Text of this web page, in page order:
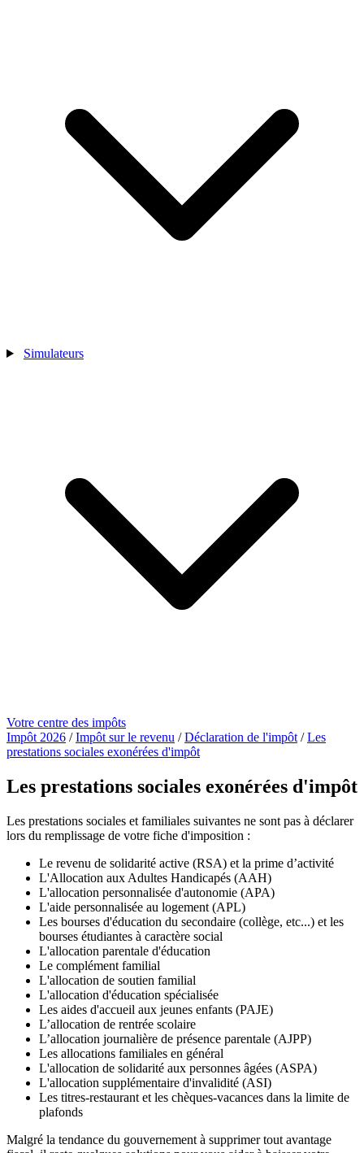
Simulateurs
Votre centre des impôts
Impôt 2026 /Impôt sur le revenu /Déclaration de l'impôt /Les
prestations sociales exonérées d'impôt
Les prestations sociales exonérées d'impôt
Les prestations sociales et familiales suivantes ne sont pas à déclarer
lors du remplissage de votre fiche d'imposition :
Le revenu de solidarité active (RSA) et la prime d’activité
L'Allocation aux Adultes Handicapés (AAH)
L'allocation personnalisée d'autonomie (APA)
L'aide personnalisée au logement (APL)
Les bourses d'éducation du secondaire (collège, etc...) et les
bourses étudiantes à caractère social
L'allocation parentale d'éducation
Le complément familial
L'allocation de soutien familial
L'allocation d'éducation spécialisée
Les aides d'accueil aux jeunes enfants (PAJE)
L’allocation de rentrée scolaire
L’allocation journalière de présence parentale (AJPP)
Les allocations familiales en général
L'allocation de solidarité aux personnes âgées (ASPA)
L'allocation supplémentaire d'invalidité (ASI)
Les titres-restaurant et les chèques-vacances dans la limite de
plafonds
Malgré la tendance du gouvernement à supprimer tout avantage